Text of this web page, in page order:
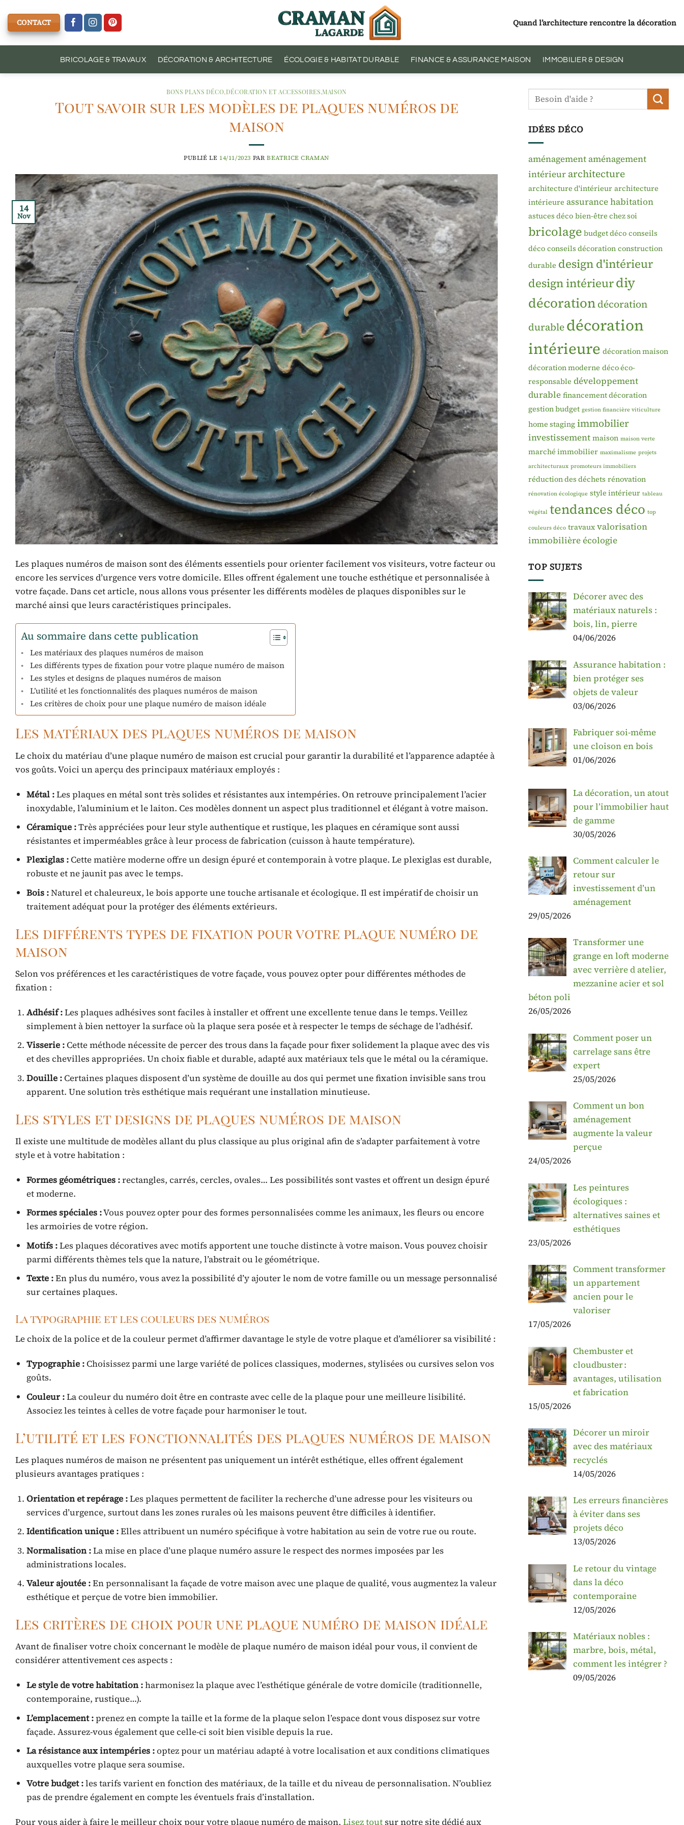
au
contenu
CONTACT Quand l’architecture rencontre la décoration
BRICOLAGE & TRAVAUX DÉCORATION & ARCHITECTURE ÉCOLOGIE & HABITAT DURABLE FINANCE & ASSURANCE MAISON IMMOBILIER & DESIGN
BONS PLANS DÉCO,DÉCORATION ET ACCESSOIRES,MAISON
Tout savoir sur les modèles de plaques numéros de
maison
PUBLIÉ LE 14/11/2023 PAR BEATRICE CRAMAN
14
Nov
Les plaques numéros de maison sont des éléments essentiels pour orienter facilement vos visiteurs, votre facteur ou
encore les services d’urgence vers votre domicile. Elles offrent également une touche esthétique et personnalisée à
votre façade. Dans cet article, nous allons vous présenter les différents modèles de plaques disponibles sur le
marché ainsi que leurs caractéristiques principales.
Au sommaire dans cette publication
Les matériaux des plaques numéros de maison
Les différents types de fixation pour votre plaque numéro de maison
Les styles et designs de plaques numéros de maison
L’utilité et les fonctionnalités des plaques numéros de maison
Les critères de choix pour une plaque numéro de maison idéale
Les matériaux des plaques numéros de maison
Le choix du matériau d’une plaque numéro de maison est crucial pour garantir la durabilité et l’apparence adaptée à
vos goûts. Voici un aperçu des principaux matériaux employés :
Métal :Les plaques en métal sont très solides et résistantes aux intempéries. On retrouve principalement l’acier
inoxydable, l’aluminium et le laiton. Ces modèles donnent un aspect plus traditionnel et élégant à votre maison.
Céramique :Très appréciées pour leur style authentique et rustique, les plaques en céramique sont aussi
résistantes et imperméables grâce à leur process de fabrication (cuisson à haute température).
Plexiglas :Cette matière moderne offre un design épuré et contemporain à votre plaque. Le plexiglas est durable,
robuste et ne jaunit pas avec le temps.
Bois :Naturel et chaleureux, le bois apporte une touche artisanale et écologique. Il est impératif de choisir un
traitement adéquat pour la protéger des éléments extérieurs.
Les différents types de fixation pour votre plaque numéro de
maison
Selon vos préférences et les caractéristiques de votre façade, vous pouvez opter pour différentes méthodes de
fixation :
Adhésif :Les plaques adhésives sont faciles à installer et offrent une excellente tenue dans le temps. Veillez
simplement à bien nettoyer la surface où la plaque sera posée et à respecter le temps de séchage de l’adhésif.
Visserie :Cette méthode nécessite de percer des trous dans la façade pour fixer solidement la plaque avec des vis
et des chevilles appropriées. Un choix fiable et durable, adapté aux matériaux tels que le métal ou la céramique.
Douille :Certaines plaques disposent d’un système de douille au dos qui permet une fixation invisible sans trou
apparent. Une solution très esthétique mais requérant une installation minutieuse.
Les styles et designs de plaques numéros de maison
Il existe une multitude de modèles allant du plus classique au plus original afin de s’adapter parfaitement à votre
style et à votre habitation :
Formes géométriques :rectangles, carrés, cercles, ovales… Les possibilités sont vastes et offrent un design épuré
et moderne.
Formes spéciales :Vous pouvez opter pour des formes personnalisées comme les animaux, les fleurs ou encore
les armoiries de votre région.
Motifs :Les plaques décoratives avec motifs apportent une touche distincte à votre maison. Vous pouvez choisir
parmi différents thèmes tels que la nature, l’abstrait ou le géométrique.
Texte :En plus du numéro, vous avez la possibilité d’y ajouter le nom de votre famille ou un message personnalisé
sur certaines plaques.
La typographie et les couleurs des numéros
Le choix de la police et de la couleur permet d’affirmer davantage le style de votre plaque et d’améliorer sa visibilité :
Typographie :Choisissez parmi une large variété de polices classiques, modernes, stylisées ou cursives selon vos
goûts.
Couleur :La couleur du numéro doit être en contraste avec celle de la plaque pour une meilleure lisibilité.
Associez les teintes à celles de votre façade pour harmoniser le tout.
L’utilité et les fonctionnalités des plaques numéros de maison
Les plaques numéros de maison ne présentent pas uniquement un intérêt esthétique, elles offrent également
plusieurs avantages pratiques :
Orientation et repérage :Les plaques permettent de faciliter la recherche d’une adresse pour les visiteurs ou
services d’urgence, surtout dans les zones rurales où les maisons peuvent être difficiles à identifier.
Identification unique :Elles attribuent un numéro spécifique à votre habitation au sein de votre rue ou route.
Normalisation :La mise en place d’une plaque numéro assure le respect des normes imposées par les
administrations locales.
Valeur ajoutée :En personnalisant la façade de votre maison avec une plaque de qualité, vous augmentez la valeur
esthétique et perçue de votre bien immobilier.
Les critères de choix pour une plaque numéro de maison idéale
Avant de finaliser votre choix concernant le modèle de plaque numéro de maison idéal pour vous, il convient de
considérer attentivement ces aspects :
Le style de votre habitation :harmonisez la plaque avec l’esthétique générale de votre domicile (traditionnelle,
contemporaine, rustique…).
L’emplacement :prenez en compte la taille et la forme de la plaque selon l’espace dont vous disposez sur votre
façade. Assurez-vous également que celle-ci soit bien visible depuis la rue.
La résistance aux intempéries :optez pour un matériau adapté à votre localisation et aux conditions climatiques
auxquelles votre plaque sera soumise.
Votre budget :les tarifs varient en fonction des matériaux, de la taille et du niveau de personnalisation. N’oubliez
pas de prendre également en compte les éventuels frais d’installation.
Pour vous aider à faire le meilleur choix pour votre plaque numéro de maison, Lisez toutsur notre site dédié aux
IDÉES DÉCO
aménagementaménagement
intérieur architecture
architecture d'intérieur architecture
intérieure assurance habitation
astuces déco bien-être chez soi
bricolage budget déco conseils
déco conseils décoration construction
durable design d'intérieur
design intérieurdiy
décorationdécoration
durabledécoration
intérieure décoration maison
décoration moderne déco éco-
responsable développement
durable financement décoration
gestion budget gestion financière viticulture
home staging immobilier
investissement maison maison verte
marché immobilier maximalisme projets
architecturaux promoteurs immobiliers
réduction des déchets rénovation
rénovation écologique style intérieur tableau
végétal tendances déco top
couleurs déco travaux valorisation
immobilièreécologie
TOP SUJETS
Décorer avec des
matériaux naturels :
bois, lin, pierre
04/06/2026
Assurance habitation :
bien protéger ses
objets de valeur
03/06/2026
Fabriquer soi-même
une cloison en bois
01/06/2026
La décoration, un atout
pour l’immobilier haut
de gamme
30/05/2026
Comment calculer le
retour sur
investissement d’un
aménagement
29/05/2026
Transformer une
grange en loft moderne
avec verrière d atelier,
mezzanine acier et sol
béton poli
26/05/2026
Comment poser un
carrelage sans être
expert
25/05/2026
Comment un bon
aménagement
augmente la valeur
perçue
24/05/2026
Les peintures
écologiques :
alternatives saines et
esthétiques
23/05/2026
Comment transformer
un appartement
ancien pour le
valoriser
17/05/2026
Chembuster et
cloudbuster :
avantages, utilisation
et fabrication
15/05/2026
Décorer un miroir
avec des matériaux
recyclés
14/05/2026
Les erreurs financières
à éviter dans ses
projets déco
13/05/2026
Le retour du vintage
dans la déco
contemporaine
12/05/2026
Matériaux nobles :
marbre, bois, métal,
comment les intégrer ?
09/05/2026